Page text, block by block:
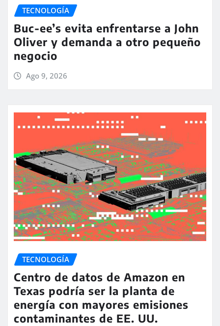
TECNOLOGÍA
Buc-ee’s evita enfrentarse a John
Oliver y demanda a otro pequeño
negocio
Ago 9, 2026
TECNOLOGÍA
Centro de datos de Amazon en
Texas podría ser la planta de
energía con mayores emisiones
contaminantes de EE. UU.